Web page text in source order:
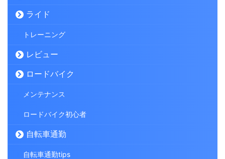
ライド
トレーニング
レビュー
ロードバイク
メンテナンス
ロードバイク初心者
自転車通勤
自転車通勤tips